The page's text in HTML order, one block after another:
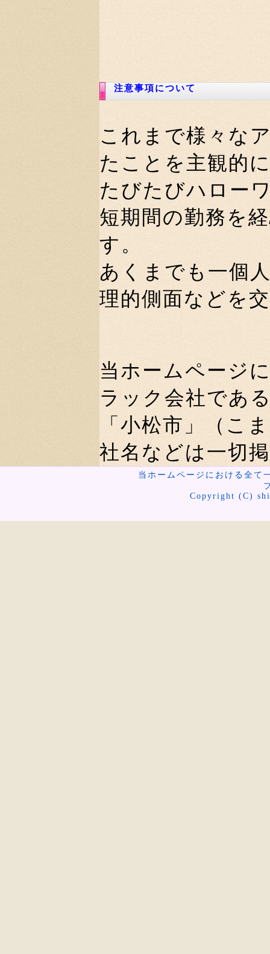
注意事項について
これまで様々な
たことを主観的
たびたびハロー
短期間の勤務を
す。
あくまでも一個
理的側面などを
当ホームページ
ラック会社であ
「小松市」（こ
社名などは一切
当ホームページにおける全
Copyright (C)